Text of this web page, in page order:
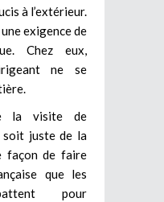
à l’extérieur.
exigence de
Chez eux,
ne se
la visite de
soit juste de la
façon de faire
que les
pour